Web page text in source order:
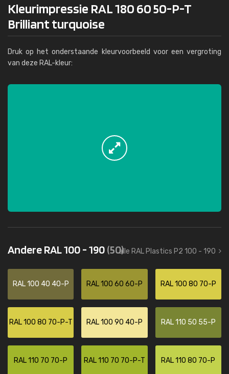
Kleurimpressie RAL 180 60 50-P-T
Brilliant turquoise
Druk op het onderstaande kleurvoorbeeld voor een vergroting
van deze RAL-kleur:
Andere RAL 100 - 190(50)alle RAL Plastics P2 100 - 190
RAL 100 40 40-P RAL 100 60 60-P RAL 100 80 70-P
RAL 100 80 70-P-T RAL 100 90 40-P RAL 110 50 55-P
RAL 110 70 70-P RAL 110 70 70-P-T RAL 110 80 70-P